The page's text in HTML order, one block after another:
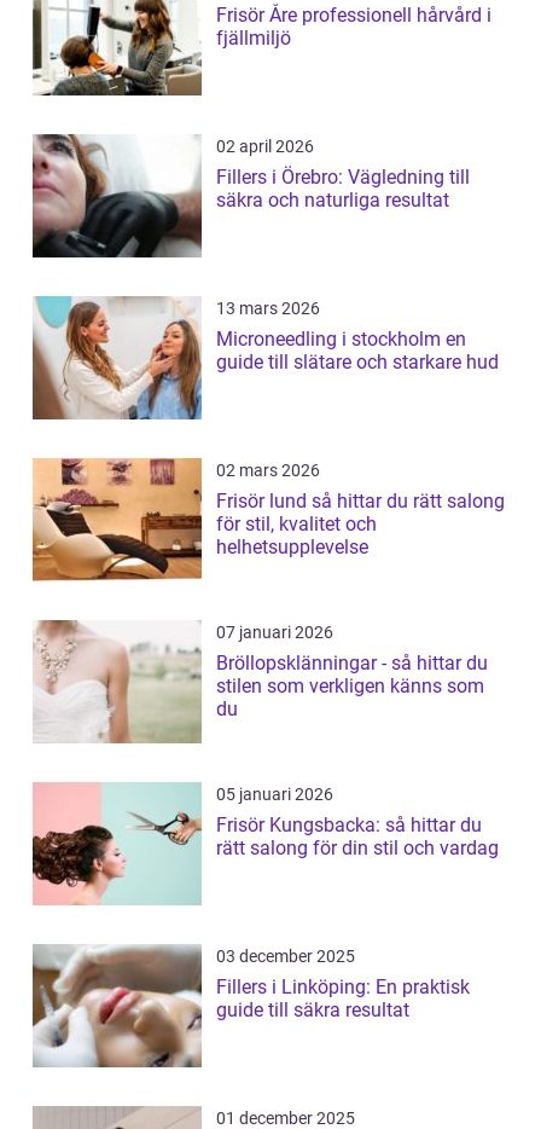
Frisör Åre professionell hårvård i
fjällmiljö
02 april 2026
Fillers i Örebro: Vägledning till
säkra och naturliga resultat
13 mars 2026
Microneedling i stockholm en
guide till slätare och starkare hud
02 mars 2026
Frisör lund så hittar du rätt salong
för stil, kvalitet och
helhetsupplevelse
07 januari 2026
Bröllopsklänningar - så hittar du
stilen som verkligen känns som
du
05 januari 2026
Frisör Kungsbacka: så hittar du
rätt salong för din stil och vardag
03 december 2025
Fillers i Linköping: En praktisk
guide till säkra resultat
01 december 2025